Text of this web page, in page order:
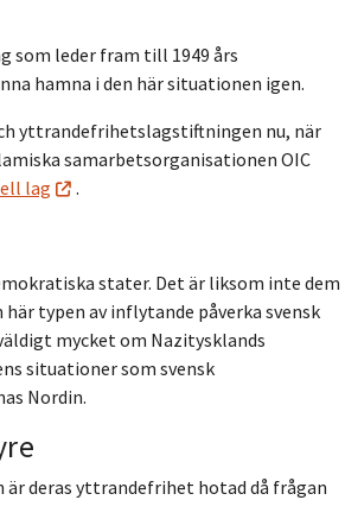
som leder fram till 1949 års
hamna i den här situationen igen.
yttrandefrihetslagstiftningen nu, när
samarbetsorganisationen OIC
lag
.
stater. Det är liksom inte dem
typen av inflytande påverka svensk
mycket om Nazitysklands
situationer som svensk
Nordin.
är deras yttrandefrihet hotad då frågan